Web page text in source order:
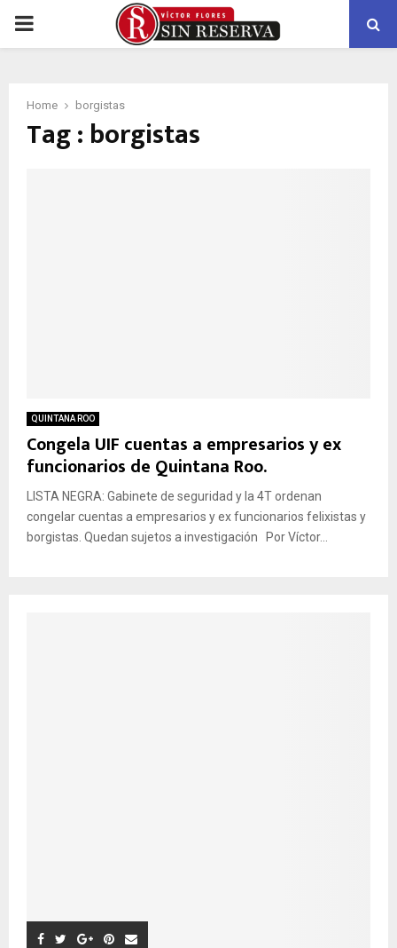
PRIMARY
Home borgistas
Tag : borgistas
QUINTANA ROO
Congela UIF cuentas a empresarios y ex
funcionarios de Quintana Roo.
LISTA NEGRA: Gabinete de seguridad y la 4T ordenan
congelar cuentas a empresarios y ex funcionarios felixistas y
borgistas. Quedan sujetos a investigación Por Víctor...